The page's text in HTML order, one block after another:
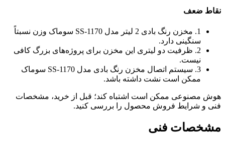
نقاط ضعف
1. مخزن رنگ بادی 2 لیتر مدل SS-1170 سوماک وزن نسبتاً
سنگینی دارد.
2. ظرفیت دو لیتری این مخزن برای پروژه‌های بزرگ کافی
نیست.
3. سیستم اتصال مخزن رنگ بادی مدل SS-1170 سوماک
ممکن است نشت داشته باشد.
هوش مصنوعی ممکن است اشتباه کند؛ قبل از خرید، مشخصات
فنی و شرایط فروش محصول را بررسی کنید.
مشخصات فنی